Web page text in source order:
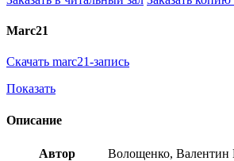
Marc21
Скачать marc21-запись
Показать
Описание
Автор Волощенко, Валентин